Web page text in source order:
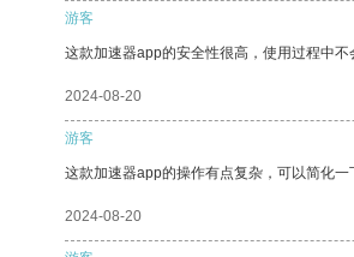
游客
这款加速器app的安全性很高，使用过程中
2024-08-20
游客
这款加速器app的操作有点复杂，可以简化一
2024-08-20